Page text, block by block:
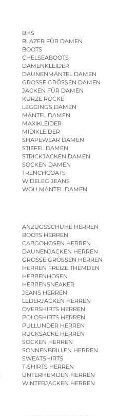
BHS
BLAZER FÜR DAMEN
BOOTS
CHELSEABOOTS
DAMENKLEIDER
DAUNENMÄNTEL DAMEN
GROSSE GRÖSSEN DAMEN
JACKEN FÜR DAMEN
KURZE RÖCKE
LEGGINGS DAMEN
MÄNTEL DAMEN
MAXIKLEIDER
MIDIKLEIDER
SHAPEWEAR DAMEN
STIEFEL DAMEN
STRICKJACKEN DAMEN
SOCKEN DAMEN
TRENCHCOATS
WIDELEG JEANS
WOLLMÄNTEL DAMEN
ANZUGSSCHUHE HERREN
BOOTS HERREN
CARGOHOSEN HERREN
DAUNENJACKEN HERREN
GROSSE GRÖSSEN HERREN
HERREN FREIZEITHEMDEN
HERRENHOSEN
HERRENSNEAKER
JEANS HERREN
LEDERJACKEN HERREN
OVERSHIRTS HERREN
POLOSHIRTS HERREN
PULLUNDER HERREN
RUCKSÄCKE HERREN
SOCKEN HERREN
SONNENBRILLEN HERREN
SWEATSHIRTS
T-SHIRTS HERREN
UNTERHEMDEN HERREN
WINTERJACKEN HERREN